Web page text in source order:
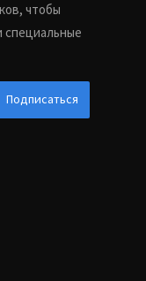
чтобы
специальные
Подписаться